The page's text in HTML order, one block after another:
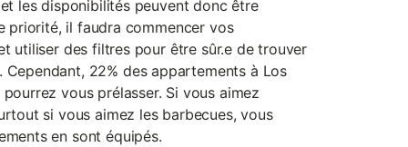
les disponibilités peuvent donc être
priorité, il faudra commencer vos
utiliser des filtres pour être sûr.e de trouver
22% des appartements à Los
vous prélasser. Si vous aimez
si vous aimez les barbecues, vous
en sont équipés.